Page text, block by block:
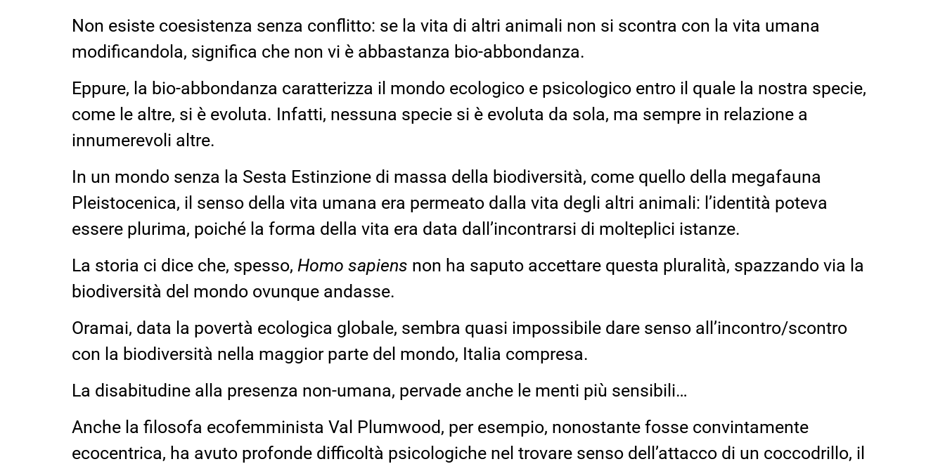
Non esiste coesistenza senza conflitto: se la vita di altri animali non si scontra con la vita umana
modificandola, significa che non vi è abbastanza bio-abbondanza.
Eppure, la bio-abbondanza caratterizza il mondo ecologico e psicologico entro il quale la nostra specie,
come le altre, si è evoluta. Infatti, nessuna specie si è evoluta da sola, ma sempre in relazione a
innumerevoli altre.
In un mondo senza la Sesta Estinzione di massa della biodiversità, come quello della megafauna
Pleistocenica, il senso della vita umana era permeato dalla vita degli altri animali: l’identità poteva
essere plurima, poiché la forma della vita era data dall’incontrarsi di molteplici istanze.
La storia ci dice che, spesso, Homo sapiens non ha saputo accettare questa pluralità, spazzando via la
biodiversità del mondo ovunque andasse.
Oramai, data la povertà ecologica globale, sembra quasi impossibile dare senso all’incontro/scontro
con la biodiversità nella maggior parte del mondo, Italia compresa.
La disabitudine alla presenza non-umana, pervade anche le menti più sensibili…
Anche la filosofa ecofemminista Val Plumwood, per esempio, nonostante fosse convintamente
ecocentrica, ha avuto profonde difficoltà psicologiche nel trovare senso dell’attacco di un coccodrillo, il